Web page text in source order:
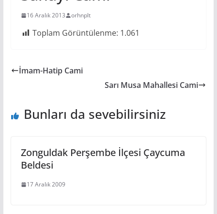
16 Aralık 2013 orhnplt
Toplam Görüntülenme: 1.061
İmam-Hatip Cami
Sarı Musa Mahallesi Cami
Bunları da sevebilirsiniz
Zonguldak Perşembe İlçesi Çaycuma
Beldesi
17 Aralık 2009